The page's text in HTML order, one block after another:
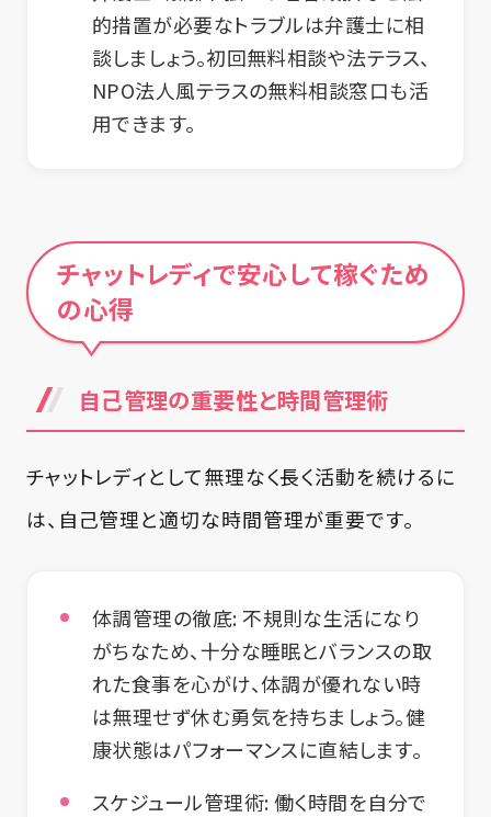
的措置が必要なトラブルは弁護士に相
談しましょう。初回無料相談や法テラス、
NPO法人風テラスの無料相談窓口も活
用できます。
チャットレディで安心して稼ぐため
の心得
自己管理の重要性と時間管理術
チャットレディとして無理なく長く活動を続けるに
は、自己管理と適切な時間管理が重要です。
体調管理の徹底:不規則な生活になり
がちなため、十分な睡眠とバランスの取
れた食事を心がけ、体調が優れない時
は無理せず休む勇気を持ちましょう。健
康状態はパフォーマンスに直結します。
スケジュール管理術:働く時間を自分で